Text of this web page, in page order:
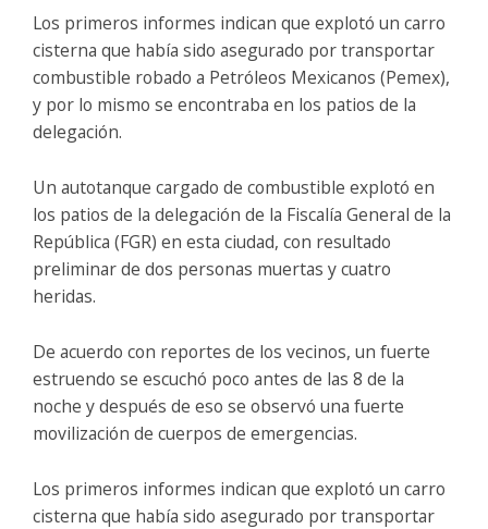
Los primeros informes indican que explotó un carro
cisterna que había sido asegurado por transportar
combustible robado a Petróleos Mexicanos (Pemex),
y por lo mismo se encontraba en los patios de la
delegación.
Un autotanque cargado de combustible explotó en
los patios de la delegación de la Fiscalía General de la
República (FGR) en esta ciudad, con resultado
preliminar de dos personas muertas y cuatro
heridas.
De acuerdo con reportes de los vecinos, un fuerte
estruendo se escuchó poco antes de las 8 de la
noche y después de eso se observó una fuerte
movilización de cuerpos de emergencias.
Los primeros informes indican que explotó un carro
cisterna que había sido asegurado por transportar